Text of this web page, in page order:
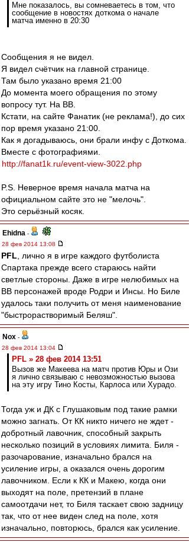
Мне показалось, вы сомневаетесь в том, что
сообщение в новостях доткома о начале
матча именно в 20:30
Сообщения я не видел.
Я видел счётчик на главной странице.
Там было указано время 21:00
До момента моего обращения по этому
вопросу тут. На ВВ.
Кстати, на сайте Фанатик (не реклама!), до сих
пор время указано 21:00.
Как я догадываюсь, они брали инфу с Доткома.
Вместе с фотографиями.
http://fanat1k.ru/event-view-3022.php
P.S. Неверное время начала матча на
официальном сайте это не "мелочь".
Это серьёзный косяк.
Ehidna -
28 фев 2014 13:08
PFL , лично я в игре каждого футболиста
Спартака прежде всего стараюсь найти
светлые стороны. Даже в игре нелюбимых на
ВВ персонажей вроде Родри и Инсы. Но Биле
удалось таки получить от меня наименование
"быстрорастворимый Беляш".
Nox -
28 фев 2014 13:04
PFL » 28 фев 2014 13:51
Вызов же Макеева на матч против Юры и Ози
я лично связываю с невозможностью вызова
на эту игру Тино Косты, Карлоса или Хурадо.
Тогда уж и ДК с Глушаковым под такие рамки
можно загнать. От КК никто ничего не ждет -
добротный лавочник, способный закрыть
несколько позиций в условиях лимита. Биля -
разочарование, изначально брался на
усиление игры, а оказался очень дорогим
лавочником. Если к КК и Макею, когда они
выходят на поле, претензий в плане
самоотдачи нет, то Биля таскает свою задницу
так, что от нее виден след на поле, хотя
изначально, повторюсь, брался как усиление.